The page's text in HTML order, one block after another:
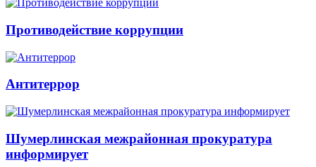
Противодействие коррупции
Антитеррор
Шумерлинская межрайонная прокуратура
информирует